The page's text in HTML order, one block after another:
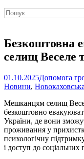
Пошук:
Безкоштовна
селищ Веселе
01.10.2025Допомога
Новини,
Мешканцям селищ
безкоштовно
України, де вони
проживання у
психологічну
і доступ до соціальних